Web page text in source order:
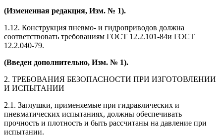
(Измененная редакция, Изм. № 1).
1.12. Конструкция пневмо- и гидроприводов должна
соответствовать требованиям ГОСТ 12.2.101-84и ГОСТ
12.2.040-79.
(Введен дополнительно, Изм. № 1).
2. ТРЕБОВАНИЯ БЕЗОПАСНОСТИ ПРИ ИЗГОТОВЛЕНИИ
И ИСПЫТАНИИ
2.1. Заглушки, применяемые при гидравлических и
пневматических испытаниях, должны обеспечивать
прочность и плотность и быть рассчитаны на давление при
испытании.